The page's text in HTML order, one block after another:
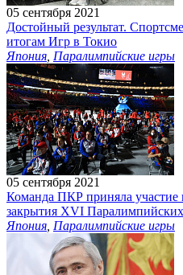
05 сентября 2021
Достойный результат.
итогам Игр в Токио
Япония Паралимпийские игры
05 сентября 2021
Команда ПКР приняла участие
закрытия XVI
Япония Паралимпийские игры